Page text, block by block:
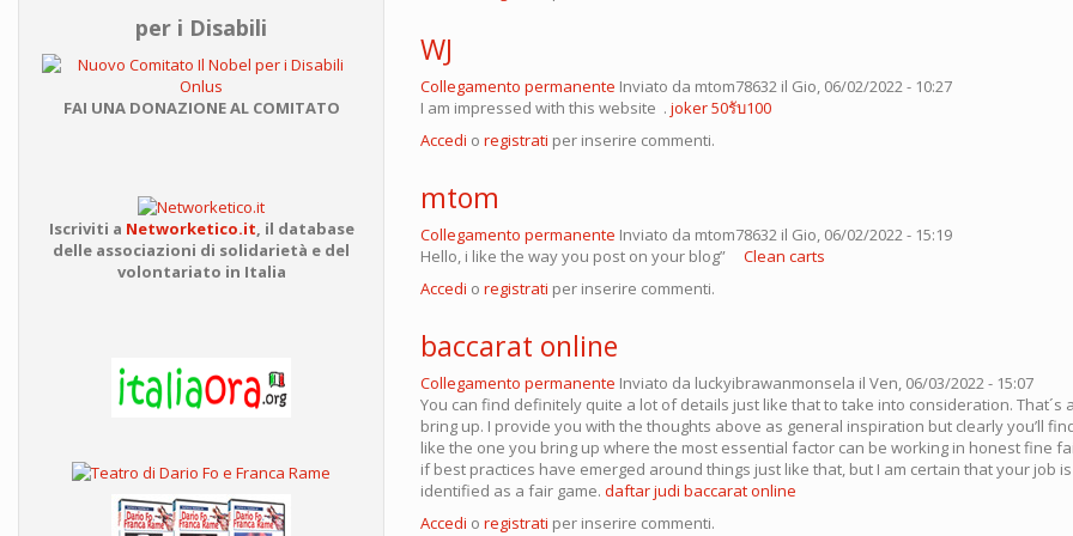
per i Disabili
FAI UNA DONAZIONE AL COMITATO
Iscriviti a Networketico.it il database
delle associazioni di solidarietà e del
volontariato in Italia
WJ
Collegamento permanente Inviato da mtom78632 il Gio, 06/02/2022 - 10:27
I am impressed with this website . joker 50รับ100
Accedi o registrati per inserire commenti.
mtom
Collegamento permanente Inviato da mtom78632 il Gio, 06/02/2022 - 15:19
Hello, i like the way you post on your blog” Clean carts
Accedi o registrati per inserire commenti.
baccarat online
Collegamento permanente Inviato da luckyibrawanmonsela il Ven, 06/03/2022 - 15:07
You can find definitely quite a lot of details just like that to take into consideration. That´s
bring up. I provide you with the thoughts above as general inspiration but clearly you’ll
like the one you bring up where the most essential factor can be working in honest fine
if best practices have emerged around things just like that, but I am certain that your job
identified as a fair game. daftar judi baccarat online
Accedi o registrati per inserire commenti.